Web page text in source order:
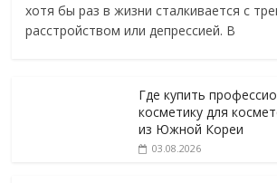
хотя бы раз в жизни сталкивается с
расстройством или депрессией. В
Где купить
косметику для
из Южной Кореи
03.08.2026